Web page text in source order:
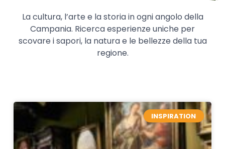
La cultura, l’arte e la storia in ogni angolo della
Campania. Ricerca esperienze uniche per
scovare i sapori, la natura e le bellezze della tua
regione.
INSPIRATION